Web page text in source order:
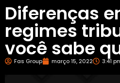
Diferenças
regimes
você sabe
Fas Group março 15, 2022 3:41